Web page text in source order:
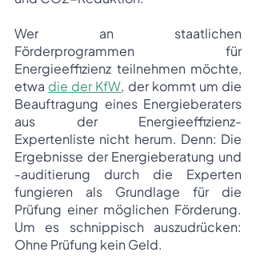
Wer an staatlichen
Förderprogrammen für
Energieeffizienz teilnehmen möchte,
etwa die der KfW, der kommt um die
Beauftragung eines Energieberaters
aus der Energieeffizienz-
Expertenliste nicht herum. Denn: Die
Ergebnisse der Energieberatung und
-auditierung durch die Experten
fungieren als Grundlage für die
Prüfung einer möglichen Förderung.
Um es schnippisch auszudrücken:
Ohne Prüfung kein Geld.